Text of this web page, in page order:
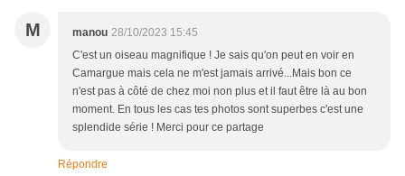
M manou 28/10/2023 15:45
C'est un oiseau magnifique ! Je sais qu'on peut en voir en
Camargue mais cela ne m'est jamais arrivé...Mais bon ce
n'est pas à côté de chez moi non plus et il faut être là au bon
moment. En tous les cas tes photos sont superbes c'est une
splendide série ! Merci pour ce partage
Répondre